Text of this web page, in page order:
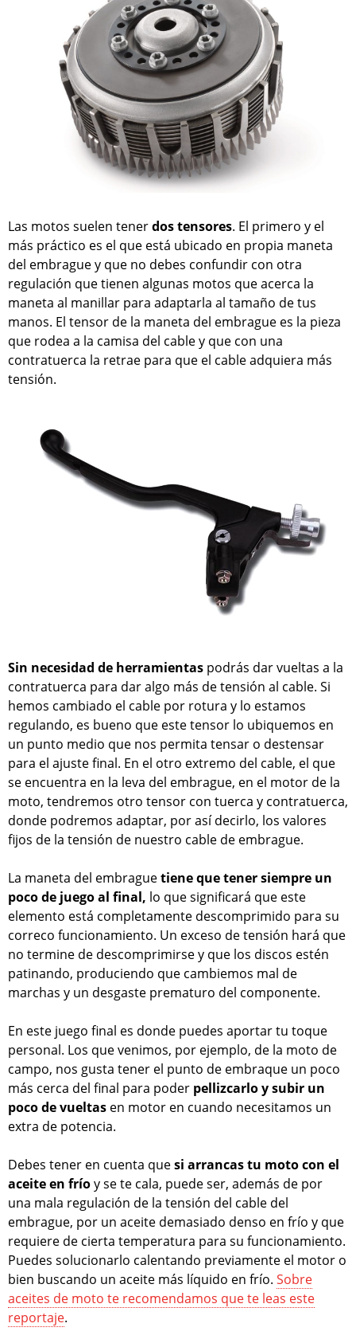
Las motos suelen tenerdos tensores. El primero y el
más práctico es el que está ubicado en propia maneta
del embrague y que no debes confundir con otra
regulación que tienen algunas motos que acerca la
maneta al manillar para adaptarla al tamaño de tus
manos. El tensor de la maneta del embrague es la pieza
que rodea a la camisa del cable y que con una
contratuerca la retrae para que el cable adquiera más
tensión.
Sin necesidad de herramientas podrás dar vueltas a la
contratuerca para dar algo más de tensión al cable. Si
hemos cambiado el cable por rotura y lo estamos
regulando, es bueno que este tensor lo ubiquemos en
un punto medio que nos permita tensar o destensar
para el ajuste final. En el otro extremo del cable, el que
se encuentra en la leva del embrague, en el motor de la
moto, tendremos otro tensor con tuerca y contratuerca,
donde podremos adaptar, por así decirlo, los valores
fijos de la tensión de nuestro cable de embrague.
La maneta del embraguetiene que tener siempre un
poco de juego al final, lo que significará que este
elemento está completamente descomprimido para su
correco funcionamiento. Un exceso de tensión hará que
no termine de descomprimirse y que los discos estén
patinando, produciendo que cambiemos mal de
marchas y un desgaste prematuro del componente.
En este juego final es donde puedes aportar tu toque
personal. Los que venimos, por ejemplo, de la moto de
campo, nos gusta tener el punto de embraque un poco
más cerca del final para poder pellizcarlo y subir un
poco de vueltas en motor en cuando necesitamos un
extra de potencia.
Debes tener en cuenta quesi arrancas tu moto con el
aceite en fríoy se te cala, puede ser, además de por
una mala regulación de la tensión del cable del
embrague, por un aceite demasiado denso en frío y que
requiere de cierta temperatura para su funcionamiento.
Puedes solucionarlo calentando previamente el motor o
bien buscando un aceite más líquido en frío. Sobre
aceites de moto te recomendamos que te leas este
reportaje.